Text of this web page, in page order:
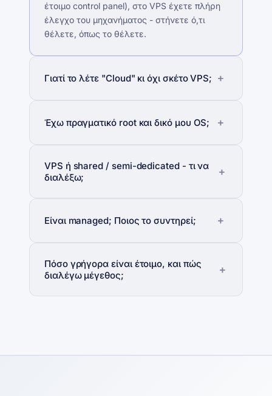
έτοιμο control panel), στο VPS έχετε πλήρη
έλεγχο του μηχανήματος - στήνετε ό,τι
θέλετε, όπως το θέλετε.
Γιατί το λέτε "Cloud" κι όχι σκέτο VPS;
Έχω πραγματικό root και δικό μου OS;
VPS ή shared / semi-dedicated - τι να
διαλέξω;
Είναι managed; Ποιος το συντηρεί;
Πόσο γρήγορα είναι έτοιμο, και πώς
διαλέγω μέγεθος;